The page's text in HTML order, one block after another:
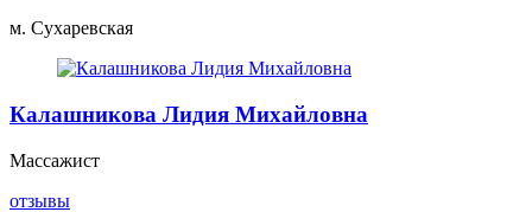
м. Сухаревская
Калашникова Лидия Михайловна
Массажист
отзывы